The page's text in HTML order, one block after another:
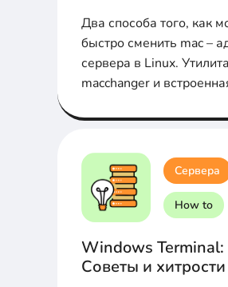
Два способа того, как
быстро сменить mac –
сервера в Linux. Утилита
macchanger и
Сервера
How to
Windows Terminal:
Советы и хитрости